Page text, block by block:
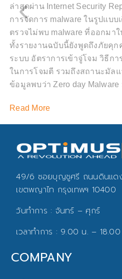
ล่าสุดผ่าน Internet Security
การจัดการ malware ในรูปแบบ
ตรวจไม่พบ malware ที่ออกมา
ทั้งรายงานฉบับนี้ยังพูดถึงภัยคุ
ระบบ อัตราการเข้าจู่โจม วิธีก
ในการโจมตี รวมถึงสถานะมัลแ
ข้อมูลพบว่า Zero day
Read More
49/6 ซอยบุญชูศรี ถนนดินแดง
เขตพญาไท กรุงเทพฯ 10400
วันทำการ : จันทร์ – ศุกร์
เวลาทำการ : 9.00 น. –
COMPANY